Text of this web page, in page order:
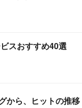
スおすすめ40選
から、ヒットの推移